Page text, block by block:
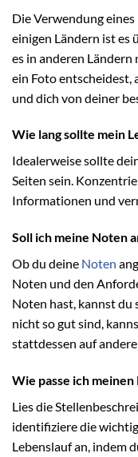
Die Verwendung
einigen Ländern ist es
es in anderen
ein Foto entscheidest,
und dich von deiner
Wie lang sollte mein
Idealerweise sollte
Seiten sein.
Informationen und
Soll ich meine Noten
Ob du deine Noten
Noten und den
Noten hast, kannst du
nicht so gut sind,
stattdessen auf
Wie passe ich
Lies die
identifiziere die
Lebenslauf an, indem